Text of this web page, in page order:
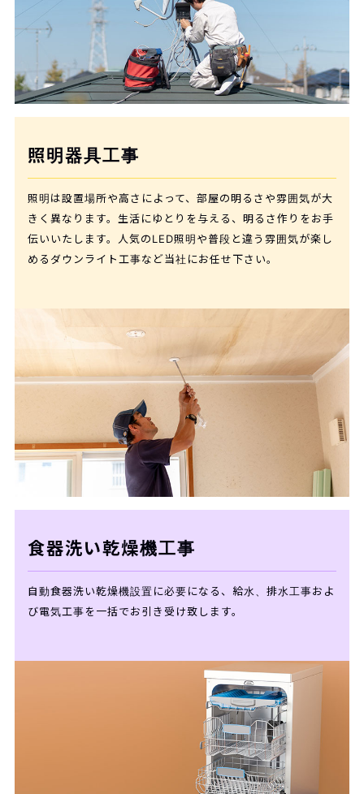
照明器具工事
照明は設置場所や高さによって、部屋の明るさや雰囲気が大
きく異なります。生活にゆとりを与える、明るさ作りをお手
伝いいたします。人気のLED照明や普段と違う雰囲気が楽し
めるダウンライト工事など当社にお任せ下さい。
食器洗い乾燥機工事
自動食器洗い乾燥機設置に必要になる、給水、排水工事およ
び電気工事を一括でお引き受け致します。